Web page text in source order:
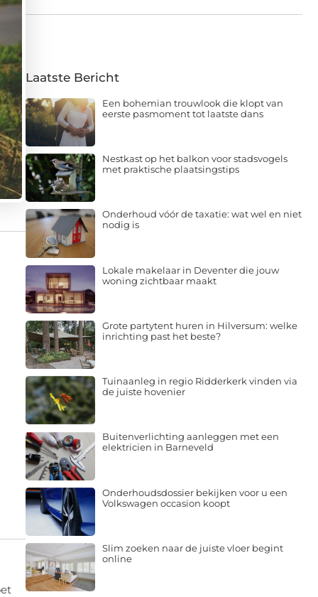
Laatste Bericht
Een bohemian trouwlook die klopt van
eerste pasmoment tot laatste dans
Nestkast op het balkon voor stadsvogels
met praktische plaatsingstips
Onderhoud vóór de taxatie: wat wel en niet
nodig is
Lokale makelaar in Deventer die jouw
woning zichtbaar maakt
Grote partytent huren in Hilversum: welke
inrichting past het beste?
Tuinaanleg in regio Ridderkerk vinden via
de juiste hovenier
Buitenverlichting aanleggen met een
elektricien in Barneveld
Onderhoudsdossier bekijken voor u een
Volkswagen occasion koopt
Slim zoeken naar de juiste vloer begint
online